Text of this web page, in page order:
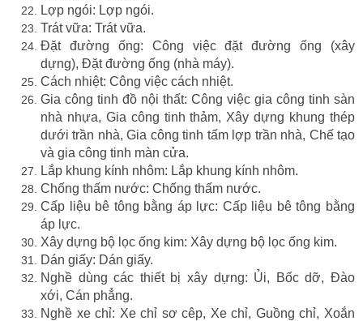
Lợp ngói: Lợp ngói.
Trát vữa: Trát vữa.
Đặt đường ống: Công việc đặt đường ống (xây
dựng), Đặt đường ống (nhà máy).
Cách nhiệt: Công việc cách nhiệt.
Gia công tinh đồ nội thất: Công việc gia công tinh sàn
nhà nhựa, Gia công tinh thảm, Xây dựng khung thép
dưới trần nhà, Gia công tinh tấm lợp trần nhà, Chế tạo
và gia công tinh màn cửa.
Lắp khung kính nhôm: Lắp khung kính nhôm.
Chống thấm nước: Chống thấm nước.
Cấp liệu bê tông bằng áp lực: Cấp liệu bê tông bằng
áp lực.
Xây dựng bộ lọc ống kim: Xây dựng bộ lọc ống kim.
Dán giấy: Dán giấy.
Nghề dùng các thiết bị xây dựng: Ủi, Bốc dỡ, Đào
xới, Cán phẳng.
Nghề xe chỉ: Xe chỉ sơ cêp, Xe chỉ, Guồng chỉ, Xoắn